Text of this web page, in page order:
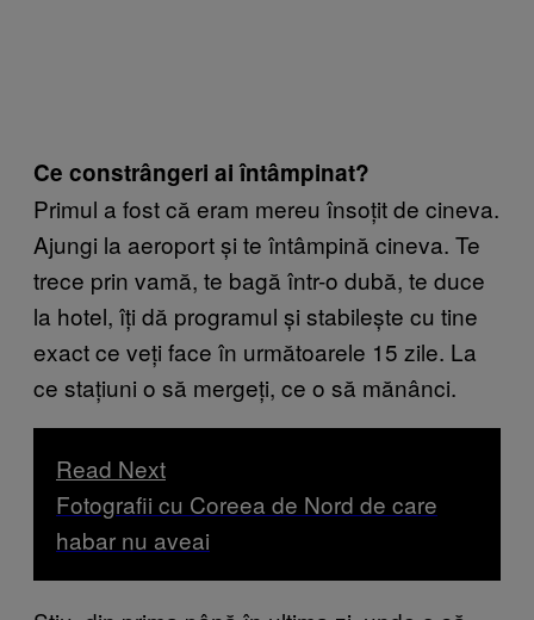
Ce constrângeri ai întâmpinat?
Primul a fost că eram mereu însoțit de cineva.
Ajungi la aeroport și te întâmpină cineva. Te
trece prin vamă, te bagă într-o dubă, te duce
la hotel, îți dă programul și stabilește cu tine
exact ce veți face în următoarele 15 zile. La
ce stațiuni o să mergeți, ce o să mănânci.
Read Next
Fotografii cu Coreea de Nord de care
habar nu aveai